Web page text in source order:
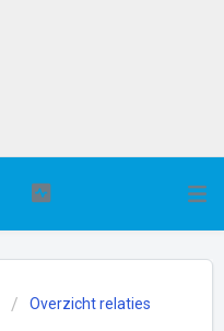
Overzicht relaties